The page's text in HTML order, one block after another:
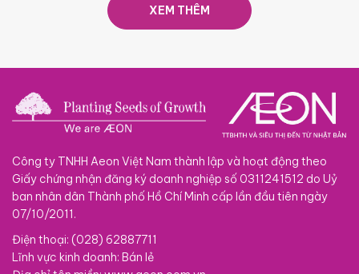
XEM THÊM
Công ty TNHH Aeon Việt Nam thành lập và hoạt động theo
Giấy chứng nhận đăng ký doanh nghiệp số 0311241512 do Uỷ
ban nhân dân Thành phố Hồ Chí Minh cấp lần đầu tiên ngày
07/10/2011.
Điện thoại: (028) 62887711
Lĩnh vực kinh doanh: Bán lẻ